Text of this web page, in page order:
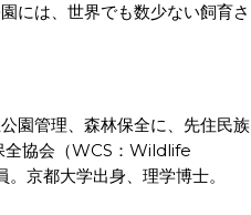
には、世界でも数少ない飼育さ
園管理、森林保全に、先住民族
全協会（WCS：Wildlife
京都大学出身、理学博士。